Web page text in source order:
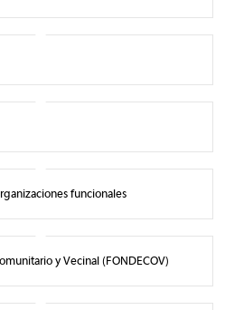
funcionales
y Vecinal (FONDECOV)